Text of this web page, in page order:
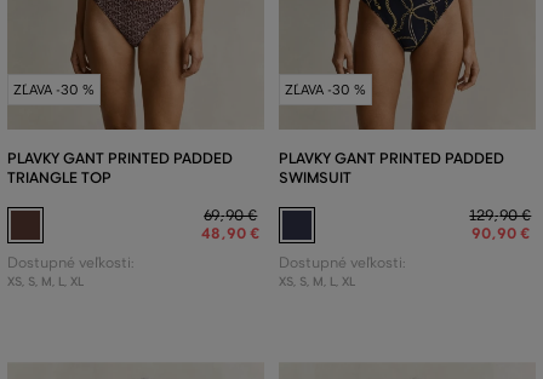
ZĽAVA -30 %
PLAVKY GANT PRINTED PADDED
TRIANGLE TOP
69,90 €
48,90 €
Dostupné veľkosti:
XS, S, M, L, XL
ZĽAVA -30 %
PLAVKY GANT PRINTED PADDED
SWIMSUIT
129,90 €
90,90 €
Dostupné veľkosti:
XS, S, M, L, XL